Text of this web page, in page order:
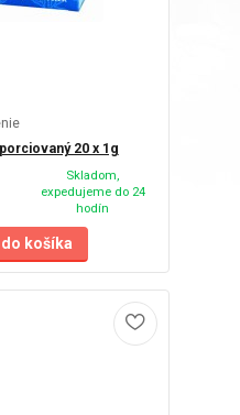
20 x 1g
Skladom,
expedujeme do 24
hodín
košíka